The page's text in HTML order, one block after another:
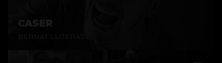
CASER
BERNAT LLITERAS